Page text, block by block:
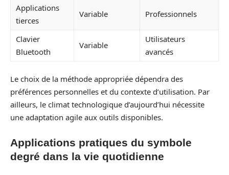
Applications
tierces
Variable Professionnels
Clavier
Bluetooth
Variable
Utilisateurs
avancés
Le choix de la méthode appropriée dépendra des
préférences personnelles et du contexte d’utilisation. Par
ailleurs, le climat technologique d’aujourd’hui nécessite
une adaptation agile aux outils disponibles.
Applications pratiques du symbole
degré dans la vie quotidienne